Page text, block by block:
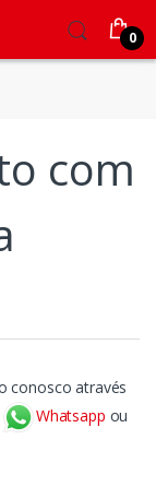
0
com
conosco através
Whatsapp ou